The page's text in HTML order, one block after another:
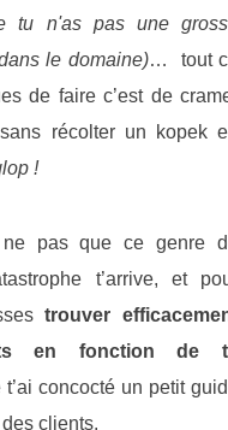
tu n'as pas une
le domaine)… tout
de faire c’est de
récolter un kopek
!
ne pas que ce genre
t’arrive, et
trouver
en fonction de
t’ai concocté un petit
clients.